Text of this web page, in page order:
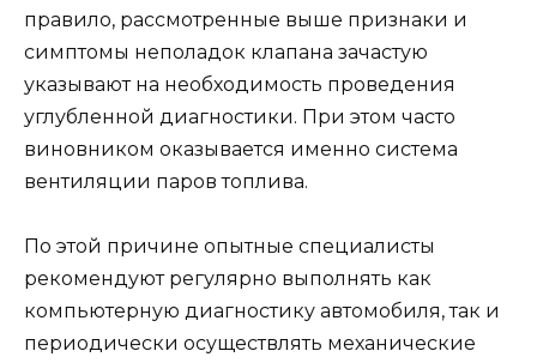
правило, рассмотренные выше признаки и
симптомы неполадок клапана зачастую
указывают на необходимость проведения
углубленной диагностики. При этом часто
виновником оказывается именно система
вентиляции паров топлива.
По этой причине опытные специалисты
рекомендуют регулярно выполнять как
компьютерную диагностику автомобиля, так и
периодически осуществлять механические